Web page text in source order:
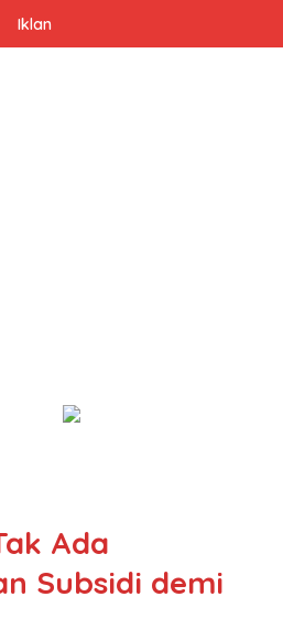
Iklan
Ada
Subsidi demi